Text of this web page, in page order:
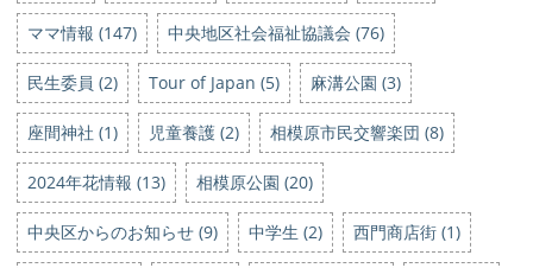
ママ情報 (147) 中央地区社会福祉協議会 (76)
民生委員 (2) Tour of Japan (5) 麻溝公園 (3)
座間神社 (1) 児童養護 (2) 相模原市民交響楽団 (8)
2024年花情報 (13) 相模原公園 (20)
中央区からのお知らせ (9) 中学生 (2) 西門商店街 (1)